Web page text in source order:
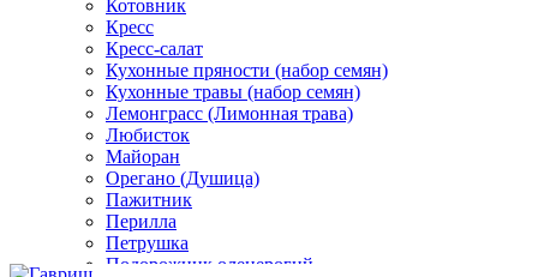
Котовник
Кресс
Кресс-салат
Кухонные пряности (набор семян)
Кухонные травы (набор семян)
Лемонграсс (Лимонная трава)
Любисток
Майоран
Орегано (Душица)
Пажитник
Перилла
Петрушка
Подорожник оленерогий